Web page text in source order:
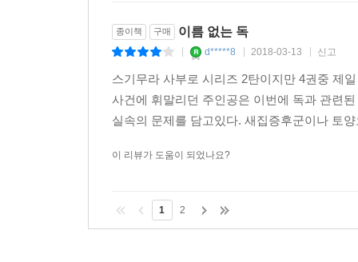
종이책 구매 이름 없는 독
d*****8 2018-03-13 신고
스기무라 사부로 시리즈 2탄이지만 4권중 제
사건에 휘말리던 주인공은 이번에 독과 관련
실속의 문제를 담고있다. 새집증후군이나 토
이 리뷰가 도움이 되었나요?
1 2